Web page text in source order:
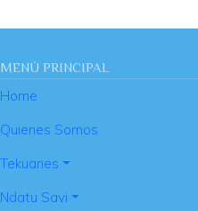
MENÚ PRINCIPAL
Home
Quienes Somos
Tekuanes
Ndatu Savi